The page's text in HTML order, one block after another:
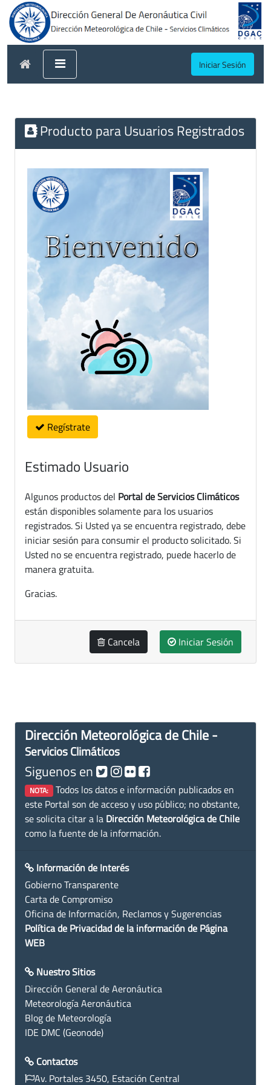
Iniciar Sesión
Producto para Usuarios Registrados
Regístrate
Estimado Usuario
Algunos productos del Portal de Servicios Climáticos
están disponibles solamente para los usuarios
registrados. Si Usted ya se encuentra registrado, debe
iniciar sesión para consumir el producto solicitado. Si
Usted no se encuentra registrado, puede hacerlo de
manera gratuita.
Gracias.
Cancela Iniciar Sesión
Dirección Meteorológica de Chile -
Servicios Climáticos
Siguenos en
NOTA: Todos los datos e información publicados en
este Portal son de acceso y uso público; no obstante,
se solicita citar a la Dirección Meteorológica de Chile
como la fuente de la información.
Información de Interés
Gobierno Transparente
Carta de Compromiso
Oficina de Información, Reclamos y Sugerencias
Política de Privacidad de la información de Página
WEB
Nuestro Sitios
Dirección General de Aeronáutica
Meteorología Aeronáutica
Blog de Meteorología
IDE DMC (Geonode)
Contactos
Av. Portales 3450, Estación Central